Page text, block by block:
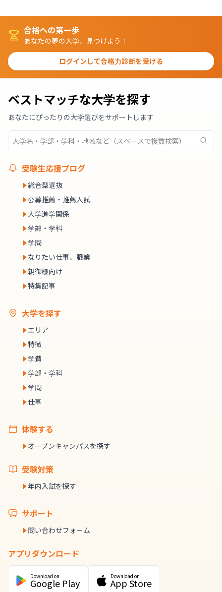
合格への第一歩
あなたの夢の大学、見つけよう！
ログインして合格力診断を受ける
ベストマッチな大学を探す
あなたにぴったりの大学選びをサポートします
受験生応援ブログ
総合型選抜
公募推薦・推薦入試
大学進学関係
学部・学科
学問
なりたい仕事、職業
親御様向け
特集記事
大学を探す
エリア
特徴
学費
学部・学科
学問
仕事
体験する
オープンキャンパスを探す
受験対策
年内入試を探す
サポート
問い合わせフォーム
アプリダウンロード
Download on
Google Play
Download on
App Store